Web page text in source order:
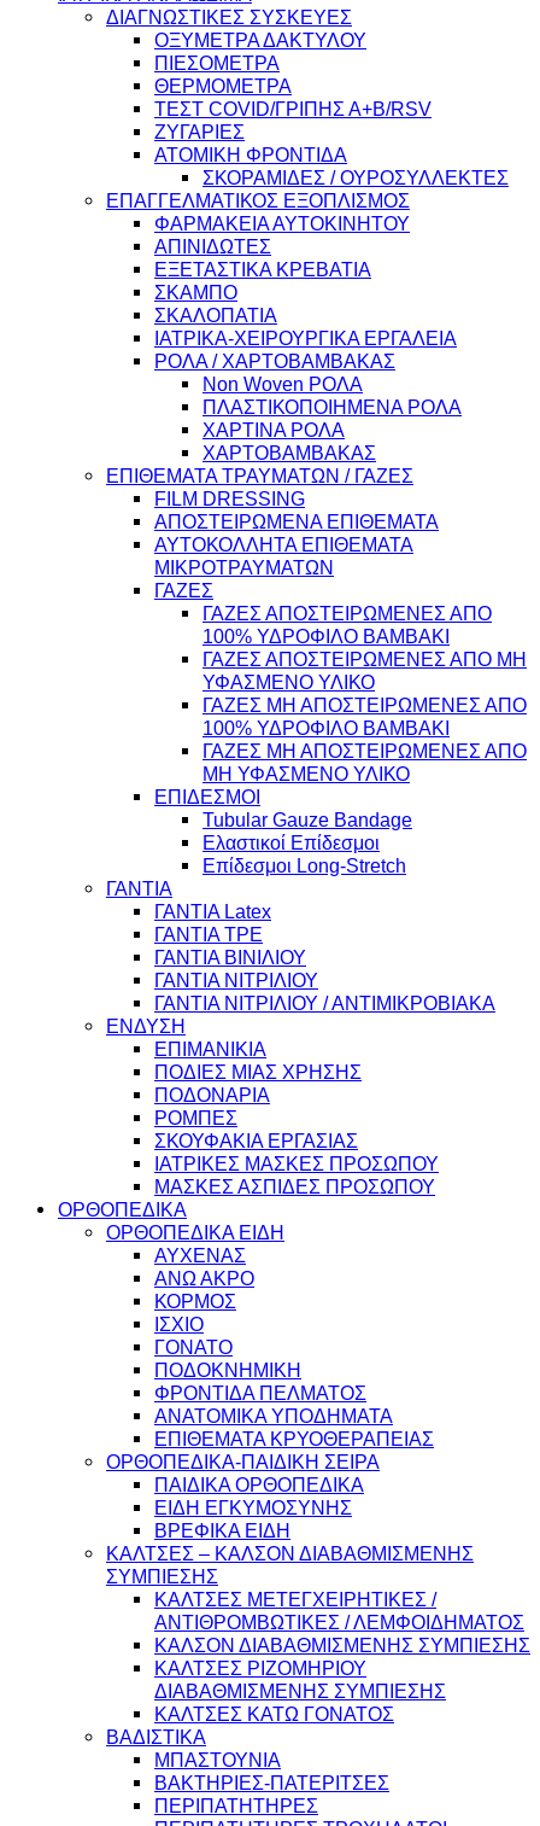
ΔΙΑΓΝΩΣΤΙΚΕΣ ΣΥΣΚΕΥΕΣ
ΟΞΥΜΕΤΡΑ ΔΑΚΤΥΛΟΥ
ΠΙΕΣΟΜΕΤΡΑ
ΘΕΡΜΟΜΕΤΡΑ
ΤΕΣΤ COVID/ΓΡΙΠΗΣ Α+Β/RSV
ΖΥΓΑΡΙΕΣ
ΑΤΟΜΙΚΗ ΦΡΟΝΤΙΔΑ
ΣΚΟΡΑΜΙΔΕΣ / ΟΥΡΟΣΥΛΛΕΚΤΕΣ
ΕΠΑΓΓΕΛΜΑΤΙΚΟΣ ΕΞΟΠΛΙΣΜΟΣ
ΦΑΡΜΑΚΕΙΑ ΑΥΤΟΚΙΝΗΤΟΥ
ΑΠΙΝΙΔΩΤΕΣ
ΕΞΕΤΑΣΤΙΚΑ ΚΡΕΒΑΤΙΑ
ΣΚΑΜΠΟ
ΣΚΑΛΟΠΑΤΙΑ
ΙΑΤΡΙΚΑ-ΧΕΙΡΟΥΡΓΙΚΑ ΕΡΓΑΛΕΙΑ
ΡΟΛΑ / ΧΑΡΤΟΒΑΜΒΑΚΑΣ
Non Woven ΡΟΛΑ
ΠΛΑΣΤΙΚΟΠΟΙΗΜΕΝΑ ΡΟΛΑ
ΧΑΡΤΙΝΑ ΡΟΛΑ
ΧΑΡΤΟΒΑΜΒΑΚΑΣ
ΕΠΙΘΕΜΑΤΑ ΤΡΑΥΜΑΤΩΝ / ΓΑΖΕΣ
FILM DRESSING
ΑΠΟΣΤΕΙΡΩΜΕΝΑ ΕΠΙΘΕΜΑΤΑ
ΑΥΤΟΚΟΛΛΗΤΑ ΕΠΙΘΕΜΑΤΑ
ΜΙΚΡΟΤΡΑΥΜΑΤΩΝ
ΓΑΖΕΣ
ΓΑΖΕΣ ΑΠΟΣΤΕΙΡΩΜΕΝΕΣ ΑΠΟ
100% ΥΔΡΟΦΙΛΟ ΒΑΜΒΑΚΙ
ΓΑΖΕΣ ΑΠΟΣΤΕΙΡΩΜΕΝΕΣ ΑΠΟ ΜΗ
ΥΦΑΣΜΕΝΟ ΥΛΙΚΟ
ΓΑΖΕΣ ΜΗ ΑΠΟΣΤΕΙΡΩΜΕΝΕΣ ΑΠΟ
100% ΥΔΡΟΦΙΛΟ ΒΑΜΒΑΚΙ
ΓΑΖΕΣ ΜΗ ΑΠΟΣΤΕΙΡΩΜΕΝΕΣ ΑΠΟ
ΜΗ ΥΦΑΣΜΕΝΟ ΥΛΙΚΟ
ΕΠΙΔΕΣΜΟΙ
Tubular Gauze Bandage
Ελαστικοί Επίδεσμοι
Επίδεσμοι Long-Stretch
ΓΑΝΤΙΑ
ΓΑΝΤΙΑ Latex
ΓΑΝΤΙΑ TPE
ΓΑΝΤΙΑ ΒΙΝΙΛΙΟΥ
ΓΑΝΤΙΑ ΝΙΤΡΙΛΙΟΥ
ΓΑΝΤΙΑ ΝΙΤΡΙΛΙΟΥ / ΑΝΤΙΜΙΚΡΟΒΙΑΚΑ
ΕΝΔΥΣΗ
ΕΠΙΜΑΝΙΚΙΑ
ΠΟΔΙΕΣ ΜΙΑΣ ΧΡΗΣΗΣ
ΠΟΔΟΝΑΡΙΑ
ΡΟΜΠΕΣ
ΣΚΟΥΦΑΚΙΑ ΕΡΓΑΣΙΑΣ
ΙΑΤΡΙΚΕΣ ΜΑΣΚΕΣ ΠΡΟΣΩΠΟΥ
ΜΑΣΚΕΣ ΑΣΠΙΔΕΣ ΠΡΟΣΩΠΟΥ
ΟΡΘΟΠΕΔΙΚΑ
ΟΡΘΟΠΕΔΙΚΑ ΕΙΔΗ
ΑΥΧΕΝΑΣ
ΑΝΩ ΑΚΡΟ
ΚΟΡΜΟΣ
ΙΣΧΙΟ
ΓΟΝΑΤΟ
ΠΟΔΟΚΝΗΜΙΚΗ
ΦΡΟΝΤΙΔΑ ΠΕΛΜΑΤΟΣ
ΑΝΑΤΟΜΙΚΑ ΥΠΟΔΗΜΑΤΑ
ΕΠΙΘΕΜΑΤΑ ΚΡΥΟΘΕΡΑΠΕΙΑΣ
ΟΡΘΟΠΕΔΙΚΑ-ΠΑΙΔΙΚΗ ΣΕΙΡΑ
ΠΑΙΔΙΚΑ ΟΡΘΟΠΕΔΙΚΑ
ΕΙΔΗ ΕΓΚΥΜΟΣΥΝΗΣ
ΒΡΕΦΙΚΑ ΕΙΔΗ
ΚΑΛΤΣΕΣ – ΚΑΛΣΟΝ ΔΙΑΒΑΘΜΙΣΜΕΝΗΣ
ΣΥΜΠΙΕΣΗΣ
ΚΑΛΤΣΕΣ ΜΕΤΕΓΧΕΙΡΗΤΙΚΕΣ /
ΑΝΤΙΘΡΟΜΒΩΤΙΚΕΣ / ΛΕΜΦΟΙΔΗΜΑΤΟΣ
ΚΑΛΣΟΝ ΔΙΑΒΑΘΜΙΣΜΕΝΗΣ ΣΥΜΠΙΕΣΗΣ
ΚΑΛΤΣΕΣ ΡΙΖΟΜΗΡΙΟΥ
ΔΙΑΒΑΘΜΙΣΜΕΝΗΣ ΣΥΜΠΙΕΣΗΣ
ΚΑΛΤΣΕΣ ΚΑΤΩ ΓΟΝΑΤΟΣ
ΒΑΔΙΣΤΙΚΑ
ΜΠΑΣΤΟΥΝΙΑ
ΒΑΚΤΗΡΙΕΣ-ΠΑΤΕΡΙΤΣΕΣ
ΠΕΡΙΠΑΤΗΤΗΡΕΣ